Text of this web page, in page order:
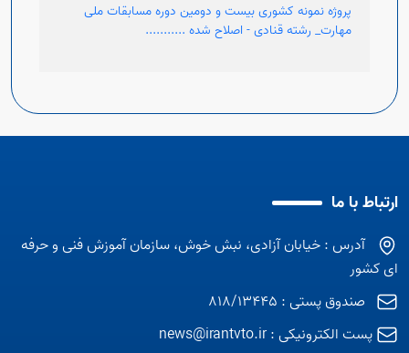
پروژه نمونه کشوری بیست و دومین دوره مسابقات ملی
مهارت_ رشته قنادی - اصلاح شده ...........
ارتباط با ما
آدرس : خیابان آزادی، نبش خوش، سازمان آموزش فنی و حرفه
ای کشور
صندوق پستی : 818/13445
پست الکترونیکی :news@irantvto.ir